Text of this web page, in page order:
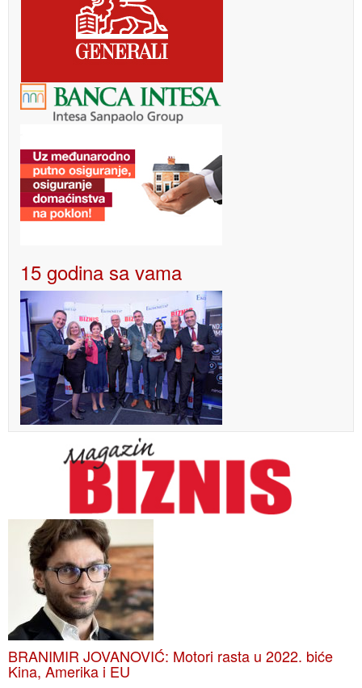
15 godina sa vama
BRANIMIR JOVANOVIĆ: Motori rasta u 2022. biće
Kina, Amerika i EU